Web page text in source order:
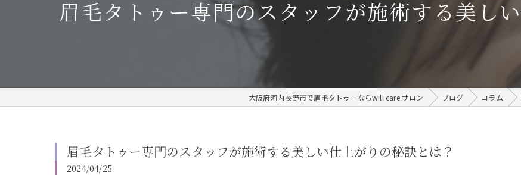
眉毛タトゥー専門のスタッフが施術する美し
大阪府河内長野市で眉毛タトゥーならwill care サロン ブログ コラム
眉毛タトゥー専門のスタッフが施術する美しい仕上がりの秘訣とは？
2024/04/25